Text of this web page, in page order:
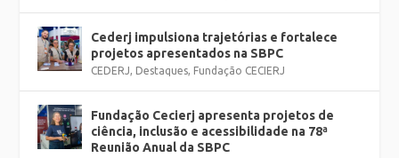
Cederj impulsiona trajetórias e fortalece
projetos apresentados na SBPC
CEDERJ, Destaques, Fundação CECIERJ
Fundação Cecierj apresenta projetos de
ciência, inclusão e acessibilidade na 78ª
Reunião Anual da SBPC